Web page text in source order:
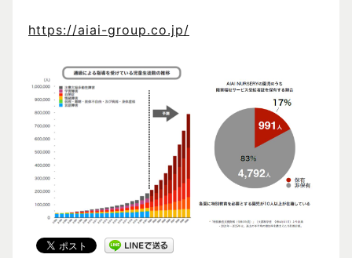
https://aiai-group.co.jp/